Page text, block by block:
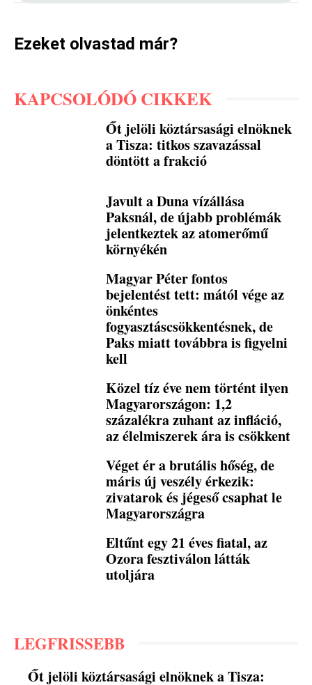
Ezeket olvastad már?
KAPCSOLÓDÓ CIKKEK
Őt jelöli köztársasági elnöknek
a Tisza: titkos szavazással
döntött a frakció
Javult a Duna vízállása
Paksnál, de újabb problémák
jelentkeztek az atomerőmű
környékén
Magyar Péter fontos
bejelentést tett: mától vége az
önkéntes
fogyasztáscsökkentésnek, de
Paks miatt továbbra is figyelni
kell
Közel tíz éve nem történt ilyen
Magyarországon: 1,2
százalékra zuhant az infláció,
az élelmiszerek ára is csökkent
Véget ér a brutális hőség, de
máris új veszély érkezik:
zivatarok és jégeső csaphat le
Magyarországra
Eltűnt egy 21 éves fiatal, az
Ozora fesztiválon látták
utoljára
LEGFRISSEBB
Őt jelöli köztársasági elnöknek a Tisza: